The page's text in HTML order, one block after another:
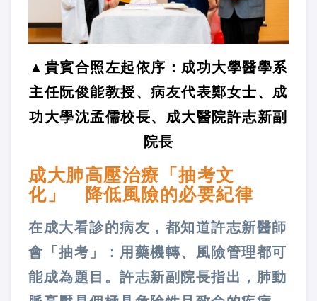
▲貴賓合照左起依序：成功大學醫學系
主任阮俊能教授、病友代表鄭女士、成
功大學沈孟儒校長、成大醫院許志新副
院長
成大肺高壓治療「抽考文
化」 降低風險的必要紀律
在成大看診的病友，都知道許志新醫師
會「抽考」：用藥機轉、風險管理都可
能成為題目。許志新副院長指出，肺動